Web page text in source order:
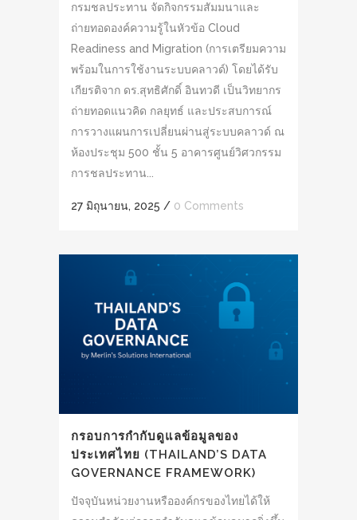
กรมชลประทาน จัดกิจกรรมสัมมนาและ
ถ่ายทอดองค์ความรู้ในหัวข้อ Cloud
Readiness and Migration (การเตรียมความ
พร้อมในการใช้งานระบบคลาวด์) โดยได้รับ
เกียรติจาก ดร.สุทธิศักดิ์ อินทวดี เป็นวิทยากร
ถ่ายทอดแนวคิด กลยุทธ์ และประสบการณ์
การวางแผนการเปลี่ยนผ่านสู่ระบบคลาวด์ ณ
ห้องประชุม 500 ชั้น 5 อาคารศูนย์วิศวกรรม
การชลประทาน...
27 มิถุนายน, 2025 / 0 Comments
กรอบการกำกับดูแลข้อมูลของ
ประเทศไทย (THAILAND’S DATA
GOVERNANCE FRAMEWORK)
ปัจจุบันหน่วยงานหรือองค์กรของไทยได้ให้